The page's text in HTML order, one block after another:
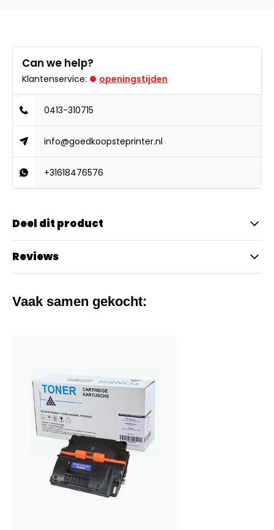
Can we help?
Klantenservice: openingstijden
0413-310715
info@goedkoopsteprinter.nl
+31618476576
Deel dit product
Reviews
Vaak samen gekocht: